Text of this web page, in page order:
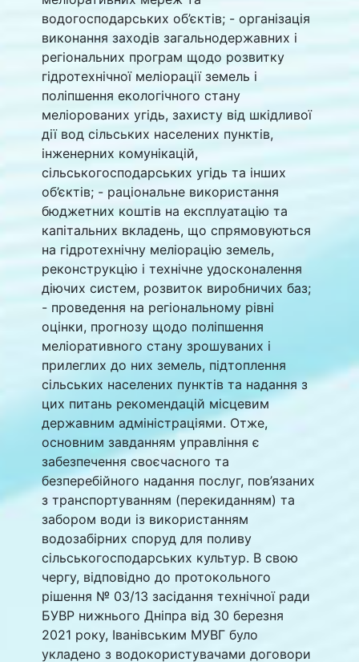
водогосподарських об’єктів; - організація
виконання заходів загальнодержавних і
регіональних програм щодо розвитку
гідротехнічної меліорації земель і
поліпшення екологічного стану
меліорованих угідь, захисту від шкідливої
дії вод сільських населених пунктів,
інженерних комунікацій,
сільськогосподарських угідь та інших
об’єктів; - раціональне використання
бюджетних коштів на експлуатацію та
капітальних вкладень, що спрямовуються
на гідротехнічну меліорацію земель,
реконструкцію і технічне удосконалення
діючих систем, розвиток виробничих баз;
- проведення на регіональному рівні
оцінки, прогнозу щодо поліпшення
меліоративного стану зрошуваних і
прилеглих до них земель, підтоплення
сільських населених пунктів та надання з
цих питань рекомендацій місцевим
державним адміністраціями. Отже,
основним завданням управління є
забезпечення своєчасного та
безперебійного надання послуг, пов’язаних
з транспортуванням (перекиданням) та
забором води із використанням
водозабірних споруд для поливу
сільськогосподарських культур. В свою
чергу, відповідно до протокольного
рішення № 03/13 засідання технічної ради
БУВР нижнього Дніпра від 30 березня
2021 року, Іванівським МУВГ було
укладено з водокористувачами договори